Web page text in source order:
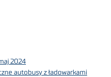
2024
autobusy z ładowarkami